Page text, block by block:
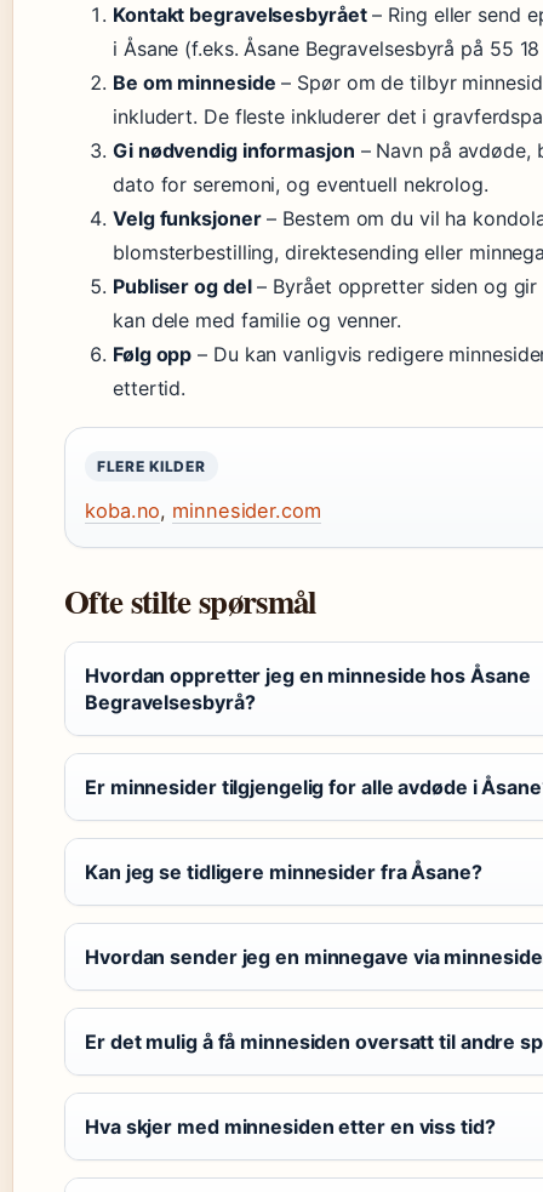
Kontakt begravelsesbyrået– Ring eller send
i Åsane (f.eks. Åsane Begravelsesbyrå på 55
Be om minneside – Spør om de tilbyr
inkludert. De fleste inkluderer det i
Gi nødvendig informasjon – Navn på avdøde,
dato for seremoni, og eventuell nekrolog.
Velg funksjoner– Bestem om du vil ha
blomsterbestilling, direktesending eller
Publiser og del– Byrået oppretter siden og gir
kan dele med familie og venner.
Følg opp – Du kan vanligvis redigere
ettertid.
FLERE KILDER
koba.no, minnesider.com
Ofte stilte spørsmål
Hvordan oppretter jeg en minneside hos Åsane
Begravelsesbyrå?
Er minnesider tilgjengelig for alle avdøde i
Kan jeg se tidligere minnesider fra Åsane?
Hvordan sender jeg en minnegave via
Er det mulig å få minnesiden oversatt til andre
Hva skjer med minnesiden etter en viss tid?